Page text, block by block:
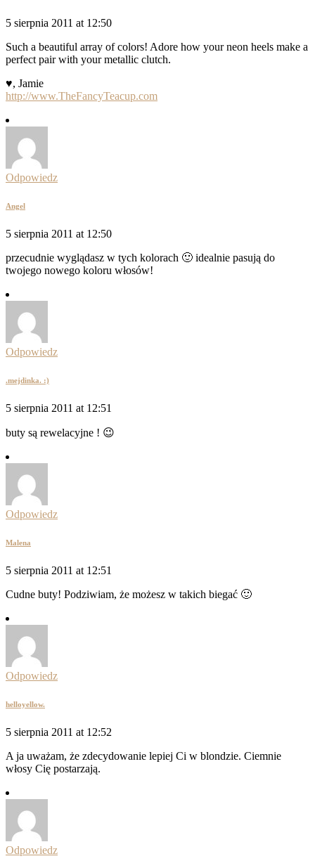
5 sierpnia 2011 at 12:50
Such a beautiful array of colors! Adore how your neon heels make a
perfect pair with your metallic clutch.
♥, Jamie
http://www.TheFancyTeacup.com
Odpowiedz
Angel
5 sierpnia 2011 at 12:50
przecudnie wyglądasz w tych kolorach 🙂 idealnie pasują do
twojego nowego koloru włosów!
Odpowiedz
.mejdinka. :)
5 sierpnia 2011 at 12:51
buty są rewelacyjne ! 😉
Odpowiedz
Malena
5 sierpnia 2011 at 12:51
Cudne buty! Podziwiam, że możesz w takich biegać 🙂
Odpowiedz
helloyellow.
5 sierpnia 2011 at 12:52
A ja uważam, że zdecydowanie lepiej Ci w blondzie. Ciemnie
włosy Cię postarzają.
Odpowiedz